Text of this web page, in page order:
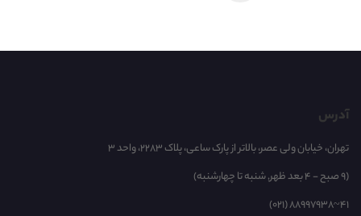
آدرس
تهران، خیابان ولی عصر، بالاتر از پارک ساعی، پلاک 2283، واحد 3
(9 صبح - 4 بعد ظهر, شنبه تا چهارشنبه)
(021) 88997938~41